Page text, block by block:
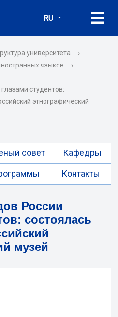
RU
университета
›
языков
›
студентов:
этнографический
совет Кафедры
Контакты
России
состоялась
музей